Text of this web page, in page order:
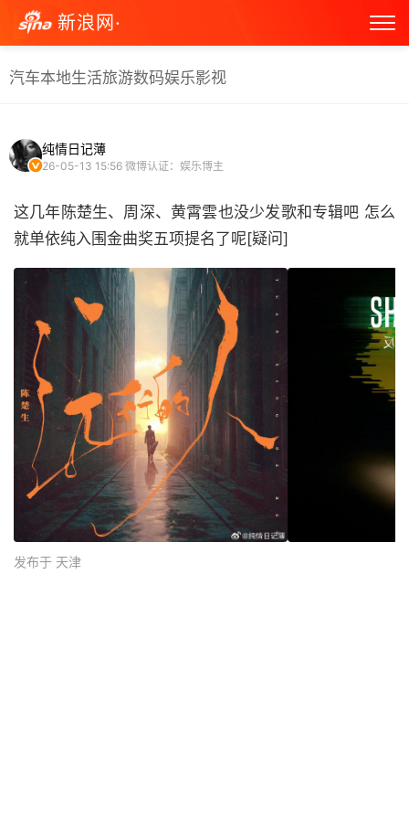
新浪网·
汽车本地生活旅游数码娱乐影视
纯情日记薄
26-05-13 15:56 微博认证：娱乐博主
这几年陈楚生、周深、黄霄雲也没少发歌和专辑吧 怎么
就单依纯入围金曲奖五项提名了呢[疑问] ​
发布于 天津